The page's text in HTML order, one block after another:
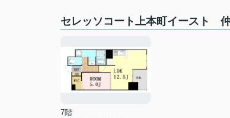
セレッソコート上本町イースト
7階